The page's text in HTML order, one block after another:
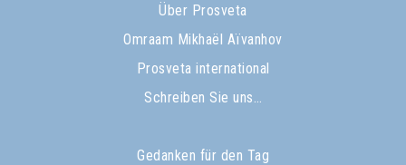
Über Prosveta
Omraam Mikhaël Aïvanhov
Prosveta international
Schreiben Sie uns…
Gedanken für den Tag